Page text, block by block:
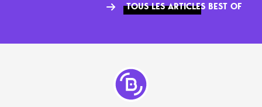
TOUS LES ARTICLES BEST OF